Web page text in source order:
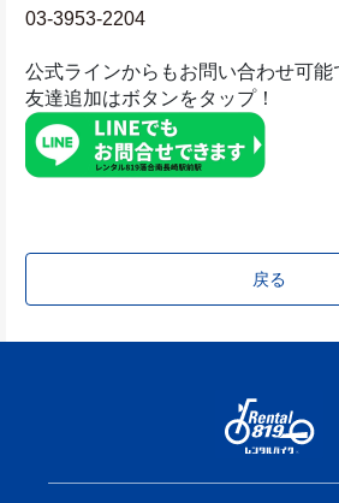
03-3953-2204
公式ラインからもお問い合わせ可能
友達追加はボタンをタップ！
戻る